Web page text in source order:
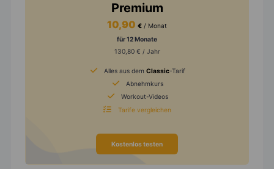
Premium
10,90 € / Monat
für 12 Monate
130,80 € / Jahr
Alles aus dem Classic-Tarif
Abnehmkurs
Workout-Videos
Tarife vergleichen
Kostenlos testen